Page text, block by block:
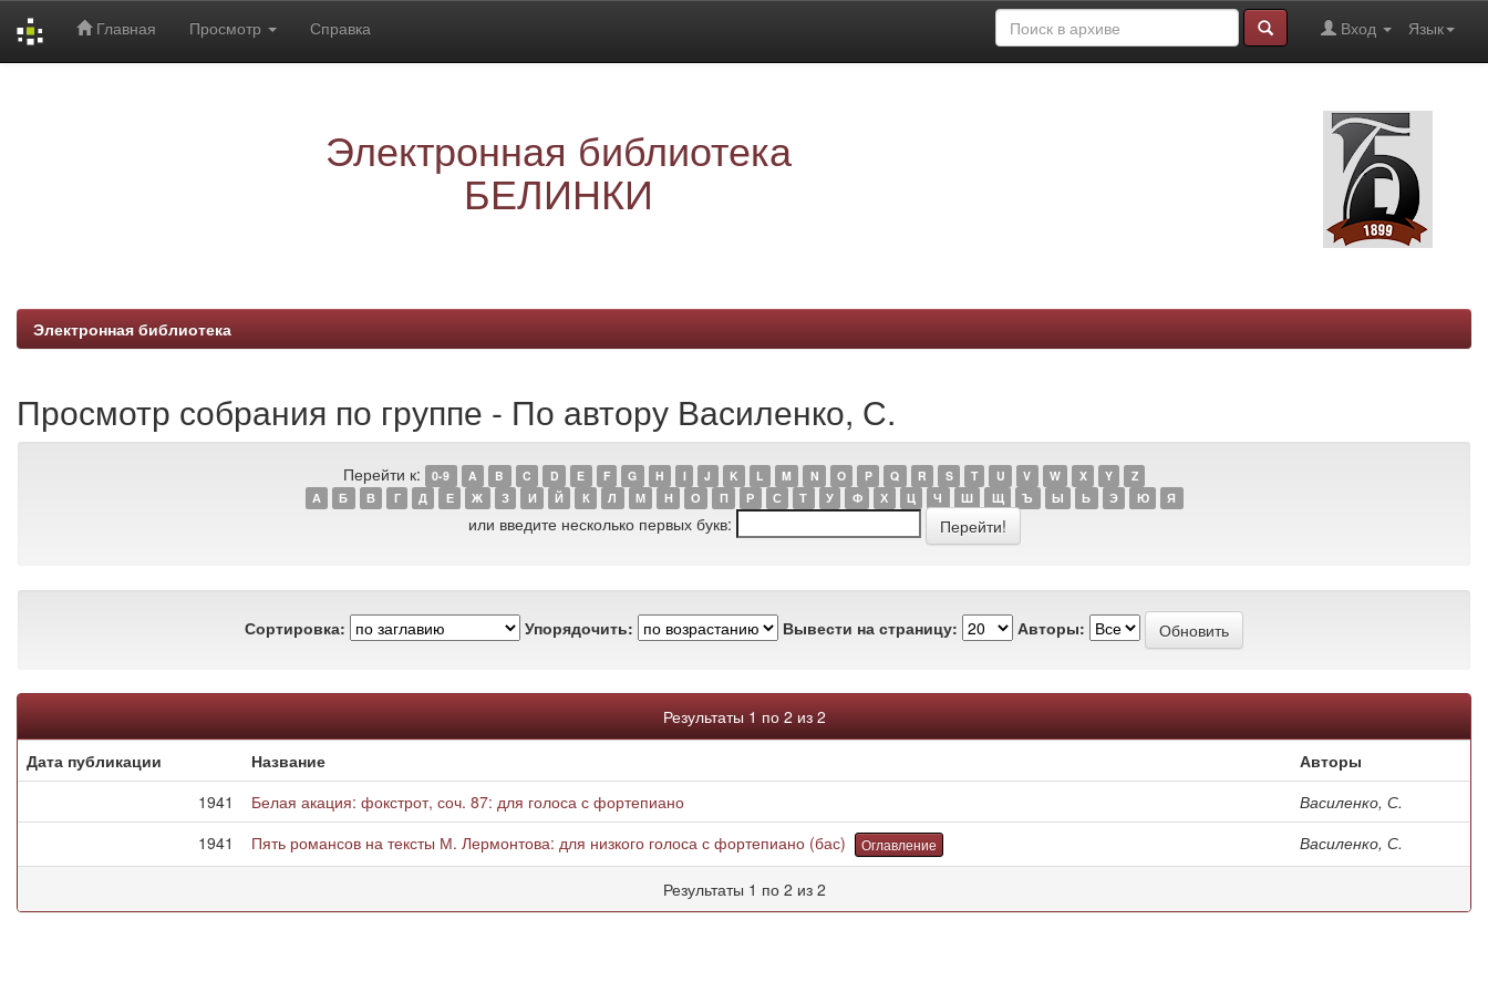
Главная Просмотр Справка Язык
Вход
Электронная библиотека
БЕЛИНКИ
Электронная библиотека
Просмотр собрания по группе - По автору Василенко, С.
Перейти к: 0-9 A B C D E F G H I J K L M N O P Q R S T U V W X Y
Z
А
Б В Г Д Е Ж З И Й К Л М Н О П Р С Т У Ф Х Ц Ч Ш Щ Ъ Ы Ь Э Ю Я
или введите несколько первых букв:
Сортировка: Упорядочить: Вывести на страницу: Авторы:
Результаты 1 по 2 из 2
Дата публикации
Название
Авторы
1941
Белая акация: фокстрот, соч. 87: для голоса с фортепиано
Василенко, С.
1941
Пять романсов на тексты М. Лермонтова: для низкого голоса с фортепиано (бас) Оглавление Василенко, С.
Результаты 1 по 2 из 2